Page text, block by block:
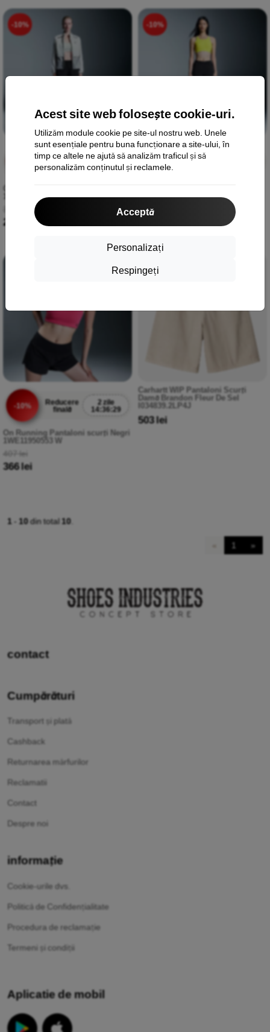
Acest site web folosește cookie-uri.
Utilizăm module cookie pe site-ul nostru web. Unele
sunt esențiale pentru buna funcționare a site-ului, în
timp ce altele ne ajută să analizăm traficul și să
personalizăm conținutul și reclamele.
Acceptă
Personalizați
Respingeți
-10%
Reducere
finală
2 zile
14:36:29
On Running 3" Core Șorturi Black
1WF10150553 W
274 lei
-10%
-10%
Reducere
Șorturi Black 1WF10130553 W
407 lei
-10%
Reducere
finală
2 zile
14:36:29
On Running Pantaloni scurți Negri
1WE11950553 W
407 lei
366 lei
Carhartt WIP Pantaloni Scurți
Damă Brandon Fleur De Sel
I034839.2LP4J
503 lei
1 - 10din total 10
1 »
contact
Cumpărături
Transport și plată
Cashback
Returnarea mărfurilor
Reclamatii
Contact
Despre noi
informație
Cookie-urile dvs.
Politică de Confidențialitate
Procedura de reclamație
Termeni și condiții
Aplicatie de mobil